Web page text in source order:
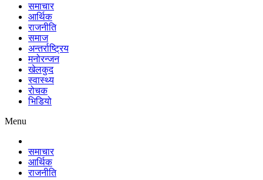
समाचार
आर्थिक
राजनीति
समाज
अन्तर्राष्ट्रिय
मनोरन्जन
खेलकुद
स्वास्थ्य
रोचक
भिडियो
Menu
समाचार
आर्थिक
राजनीति